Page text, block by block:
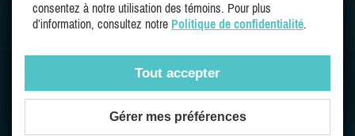
SUIVEZ-NOUS SUR
Une entreprise 100% québécoise et fière de l'être
consentez à notre utilisation des témoins. Pour plus
d’information, consultez notre Politique de confidentialité.
Tout accepter
Gérer mes préférences